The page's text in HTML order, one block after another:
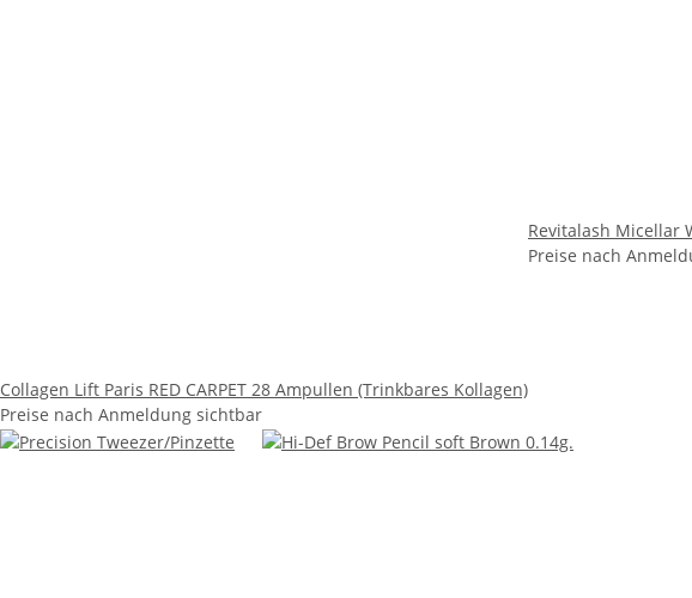
Collagen Lift Paris RED CARPET 28 Ampullen (Trinkbares Kollagen)
Preise nach Anmeldung sichtbar
Revitalash Micellar
Preise nach